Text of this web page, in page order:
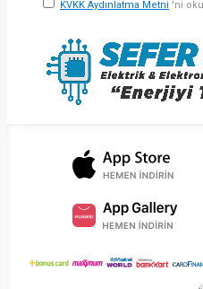
KVKK Aydınlatma Metni 'ni